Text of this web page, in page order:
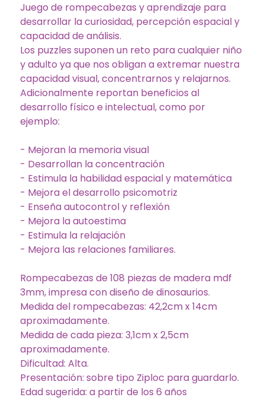
Juego de rompecabezas y aprendizaje para
desarrollar la curiosidad, percepción espacial y
capacidad de análisis.
Los puzzles suponen un reto para cualquier niño
y adulto ya que nos obligan a extremar nuestra
capacidad visual, concentrarnos y relajarnos.
Adicionalmente reportan beneficios al
desarrollo físico e intelectual, como por
ejemplo:
- Mejoran la memoria visual
- Desarrollan la concentración
- Estimula la habilidad espacial y matemática
- Mejora el desarrollo psicomotriz
- Enseña autocontrol y reflexión
- Mejora la autoestima
- Estimula la relajación
- Mejora las relaciones familiares.
Rompecabezas de 108 piezas de madera mdf
3mm, impresa con diseño de dinosaurios.
Medida del rompecabezas: 42,2cm x 14cm
aproximadamente.
Medida de cada pieza: 3,1cm x 2,5cm
aproximadamente.
Dificultad: Alta.
Presentación: sobre tipo Ziploc para guardarlo.
Edad sugerida: a partir de los 6 años